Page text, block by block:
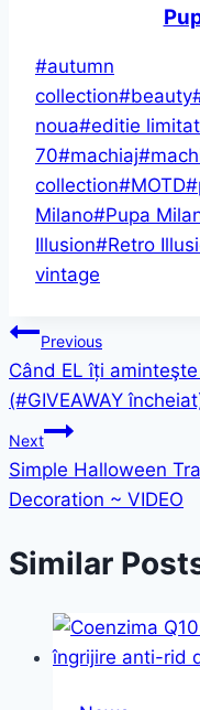
Post
Tags:
#autumn
collection#beauty
noua#editie
70#machiaj#
collection#MOTD#
Milano#Pupa
Illusion#Retro
vintage
Post
navigation
Previous
Când EL îți
(#GIVEAWAY
Next
Simple Halloween
Decoration ~ VIDEO
Similar